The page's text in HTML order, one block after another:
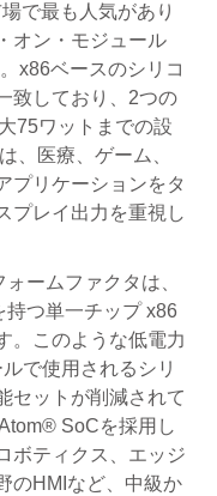
で最も人気があり
オン・モジュール
x86ベースのシリコ
致しており、2つの
75ワットまでの設
、医療、ゲーム、
プリケーションをタ
プレイ出力を重視し
ームファクタは、
持つ単一チップ x86
。このような低電力
で使用されるシリ
セットが削減されて
SoCを採用し
ボティクス、エッジ
のHMIなど、中級か